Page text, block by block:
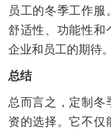
员工的冬季工作
舒适性、功能性和
企业和员工的期待。
总结
总而言之，定制冬
资的选择。它不仅